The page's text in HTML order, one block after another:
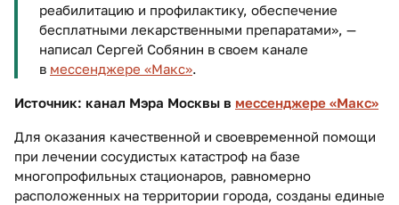
реабилитацию и профилактику, обеспечение
бесплатными лекарственными препаратами», —
написал Сергей Собянин в своем канале
в мессенджере «Макс»
Источник: канал Мэра Москвы в мессенджере «Макс»
Для оказания качественной и своевременной помощи
при лечении сосудистых катастроф на базе
многопрофильных стационаров, равномерно
расположенных на территории города, созданы единые